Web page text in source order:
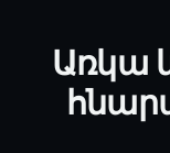
Առկա